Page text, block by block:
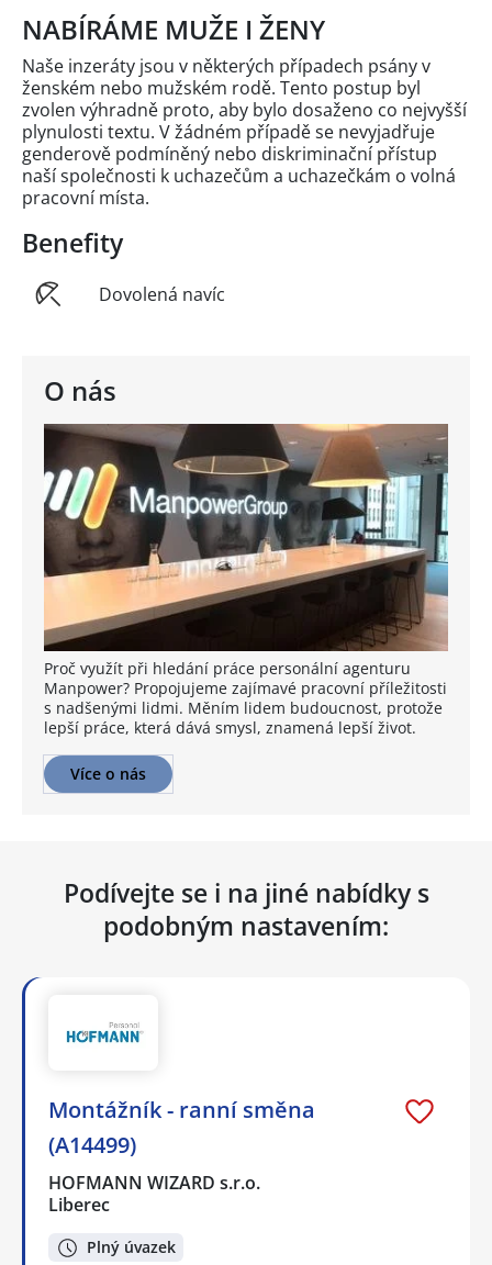
O nás
Proč využít při hledání práce personální agenturu
Manpower? Propojujeme zajímavé pracovní příležitosti
s nadšenými lidmi. Měním lidem budoucnost, protože
lepší práce, která dává smysl, znamená lepší život.
Více o nás
NABÍRÁME MUŽE I ŽENY
Naše inzeráty jsou v některých případech psány v
ženském nebo mužském rodě. Tento postup byl
zvolen výhradně proto, aby bylo dosaženo co nejvyšší
plynulosti textu. V žádném případě se nevyjadřuje
genderově podmíněný nebo diskriminační přístup
naší společnosti k uchazečům a uchazečkám o volná
pracovní místa.
Benefity
Dovolená navíc
Podívejte se i na jiné nabídky s
podobným nastavením:
Montážník - ranní směna
(A14499)
HOFMANN WIZARD s.r.o.
Liberec
Plný úvazek